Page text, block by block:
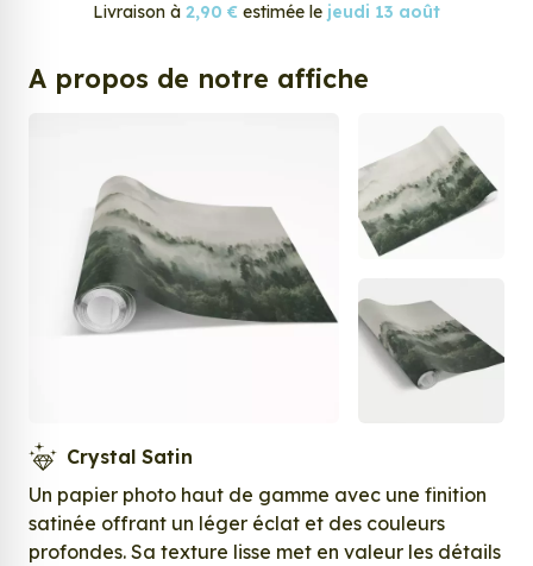
Livraison à 2,90 € estimée le jeudi 13 août
A propos de notre affiche
Crystal Satin
Un papier photo haut de gamme avec une finition
satinée offrant un léger éclat et des couleurs
profondes. Sa texture lisse met en valeur les détails